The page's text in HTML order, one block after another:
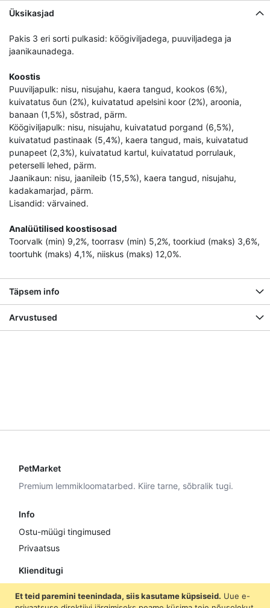
Et teid paremini teenindada, siis kasutame küpsiseid. Uue e-
Üksikasjad
Pakis 3 eri sorti pulkasid: köögiviljadega, puuviljadega ja
jaanikaunadega.
Koostis
Puuviljapulk: nisu, nisujahu, kaera tangud, kookos (6%),
kuivatatus õun (2%), kuivatatud apelsini koor (2%), aroonia,
banaan (1,5%), sõstrad, pärm.
Köögiviljapulk: nisu, nisujahu, kuivatatud porgand (6,5%),
kuivatatud pastinaak (5,4%), kaera tangud, mais, kuivatatud
punapeet (2,3%), kuivatatud kartul, kuivatatud porrulauk,
peterselli lehed, pärm.
Jaanikaun: nisu, jaanileib (15,5%), kaera tangud, nisujahu,
kadakamarjad, pärm.
Lisandid: värvained.
Analüütilised koostisosad
Toorvalk (min) 9,2%, toorrasv (min) 5,2%, toorkiud (maks) 3,6%,
toortuhk (maks) 4,1%, niiskus (maks) 12,0%.
Täpsem info
Arvustused
PetMarket
Premium lemmikloomatarbed. Kiire tarne, sõbralik tugi.
Info
Ostu-müügi tingimused
Privaatsus
Klienditugi
+372 5307 8870